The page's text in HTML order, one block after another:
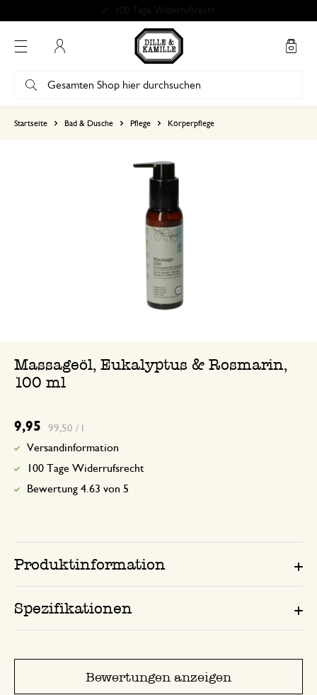
100 Tage Widerrufsrecht
Startseite Bad & Dusche Pflege Körperpflege
Massageöl, Eukalyptus & Rosmarin,
100 ml
9,95 99,50 / l
Versandinformation
100 Tage Widerrufsrecht
Bewertung 4.63 von 5
Produktinformation
Spezifikationen
Bewertungen anzeigen
super schneller und sicherer